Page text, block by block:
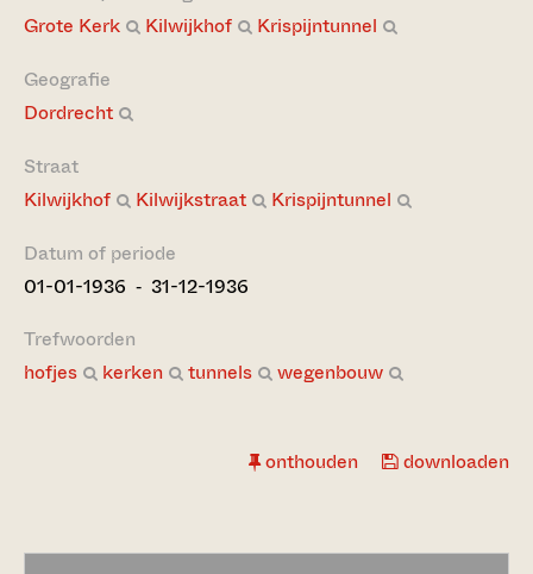
Grote Kerk
Kilwijkhof
Krispijntunnel
Geografie
Dordrecht
Straat
Kilwijkhof
Kilwijkstraat
Krispijntunnel
Datum of periode
01-01-1936 ‐ 31-12-1936
Trefwoorden
hofjes
kerken tunnels wegenbouw
onthouden downloaden